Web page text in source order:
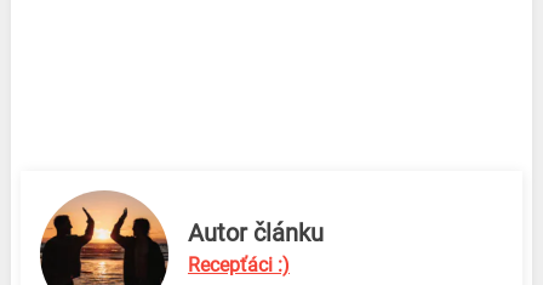
Autor článku
Recepťáci :)